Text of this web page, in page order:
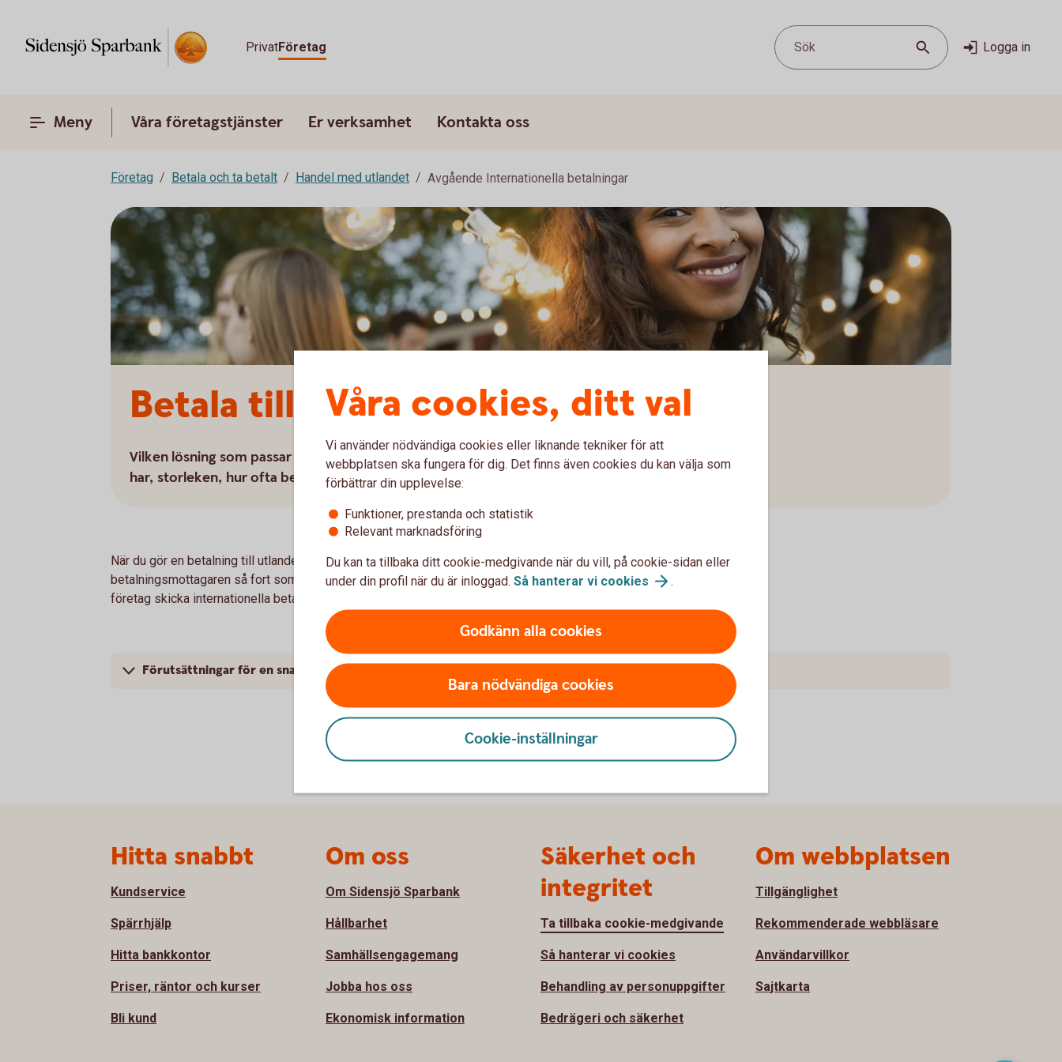
PrivatFöretag Sök Logga in
Meny Våra företagstjänster Er verksamhet Kontakta oss
Företag Betala och ta betalt Handel med utlandet Avgående Internationella betalningar
Betala till utlandet
Vilken lösning som passar ditt företag bäst beror bland annat på hur många betalningar ni
har, storleken, hur ofta betalningarna görs och om ni känner mottagarna.
När du gör en betalning till utlandet ligger det i alla parters intresse att betalningen når
betalningsmottagaren så fort som möjligt. Med bankens olika betalningskanaler kan ditt
företag skicka internationella betalningar i stort sett till hela världen.
Förutsättningar för en snabb och säker betalning till utlandet
Våra cookies, ditt val
Vi använder nödvändiga cookies eller liknande tekniker för att
webbplatsen ska fungera för dig. Det finns även cookies du kan välja som
förbättrar din upplevelse:
Funktioner, prestanda och statistik
Relevant marknadsföring
Du kan ta tillbaka ditt cookie-medgivande när du vill, på cookie-sidan eller
under din profil när du är inloggad. Så hanterar vi cookies .
Godkänn alla cookies
Bara nödvändiga cookies
Cookie-inställningar
Hitta snabbt
Kundservice
Spärrhjälp
Hitta bankkontor
Priser, räntor och kurser
Bli kund
Om oss
Om Sidensjö Sparbank
Hållbarhet
Samhällsengagemang
Jobba hos oss
Ekonomisk information
Säkerhet och
integritet
Ta tillbaka cookie-medgivande
Så hanterar vi cookies
Behandling av personuppgifter
Bedrägeri och säkerhet
Om webbplatsen
Tillgänglighet
Rekommenderade webbläsare
Användarvillkor
Sajtkarta